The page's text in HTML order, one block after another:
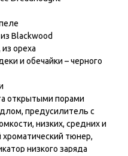
Blackwood
ореха
и обечайки – черного
открытыми порами
предусилитель с
низких, средних и
хроматический тюнер,
низкого заряда